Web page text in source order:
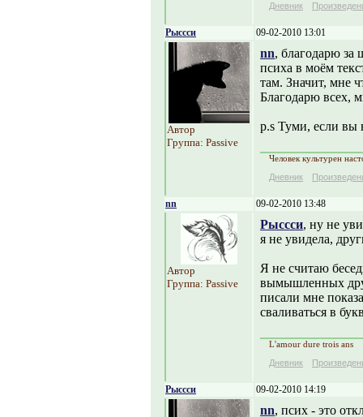
Дневник
Рыссси 09-02-2010 13:01
Автор
Группа: Passive
nn, благодарю
психа в моём
там. Значит, мне
Благодарю всех,
p.s Туми, если вы
Человек культурен
Дневник
nn 09-02-2010 13:48
Автор
Группа: Passive
Рыссси, ну не
я не увидела,
Я не считаю
вымышленных
писали мне
сваливаться в
L'amour dure trois ans
Дневник
Рыссси 09-02-2010 14:19
nn, псих - это